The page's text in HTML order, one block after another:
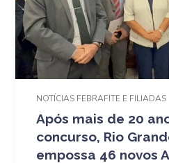
NOTÍCIAS FEBRAFITE E FILIADAS
Após mais de 20
concurso, Rio
empossa 46 novos